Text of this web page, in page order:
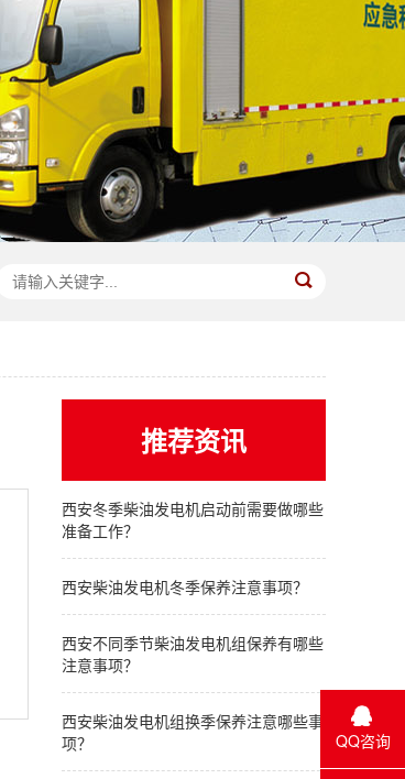
推荐资讯
西安冬季柴油发电机启动前需要做哪些
准备工作？
西安柴油发电机冬季保养注意事项？
西安不同季节柴油发电机组保养有哪些
注意事项？
西安柴油发电机组换季保养注意哪些事
项？
QQ咨询